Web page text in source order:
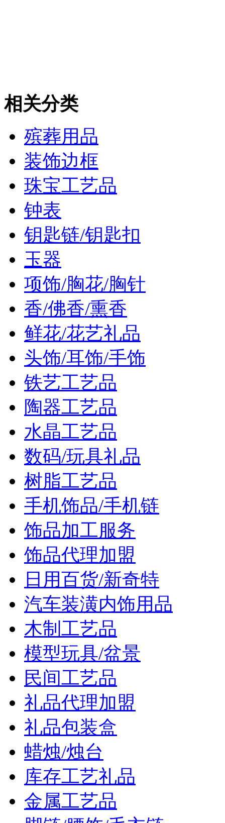
相关分类
殡葬用品
装饰边框
珠宝工艺品
钟表
钥匙链/钥匙扣
玉器
项饰/胸花/胸针
香/佛香/熏香
鲜花/花艺礼品
头饰/耳饰/手饰
铁艺工艺品
陶器工艺品
水晶工艺品
数码/玩具礼品
树脂工艺品
手机饰品/手机链
饰品加工服务
饰品代理加盟
日用百货/新奇特
汽车装潢内饰用品
木制工艺品
模型玩具/盆景
民间工艺品
礼品代理加盟
礼品包装盒
蜡烛/烛台
库存工艺礼品
金属工艺品